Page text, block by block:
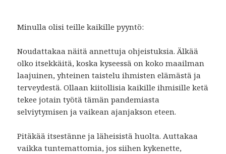
Minulla olisi teille kaikille pyyntö:
Noudattakaa näitä annettuja ohjeistuksia. Älkää
olko itsekkäitä, koska kyseessä on koko maailman
laajuinen, yhteinen taistelu ihmisten elämästä ja
terveydestä. Ollaan kiitollisia kaikille ihmisille ketä
tekee jotain työtä tämän pandemiasta
selviytymisen ja vaikean ajanjakson eteen.
Pitäkää itsestänne ja läheisistä huolta. Auttakaa
vaikka tuntemattomia, jos siihen kykenette,